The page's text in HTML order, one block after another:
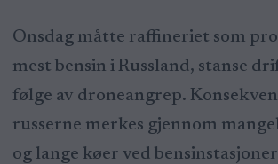
Onsdag måtte raffineriet som
mest bensin i Russland, stanse
følge av droneangrep.
russerne merkes gjennom
og lange køer ved